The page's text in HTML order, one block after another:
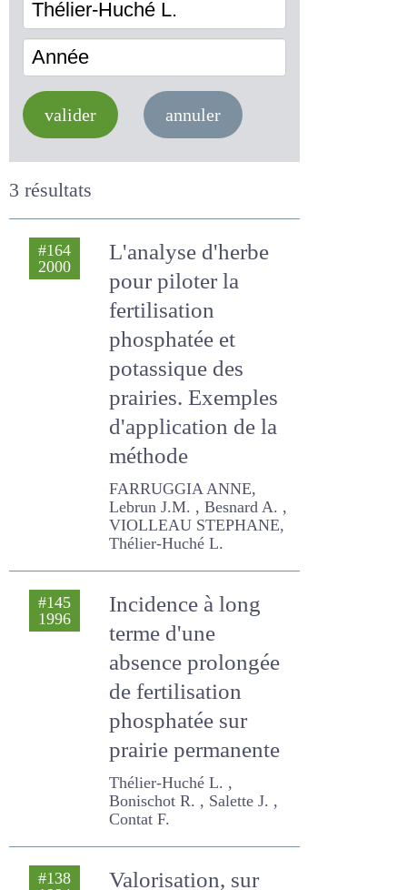
Thélier-Huché L.
valider annuler
3 résultats
#164
L'analyse d'herbe
pour piloter la
fertilisation
phosphatée et
potassique des
prairies. Exemples
d'application de la
méthode
FARRUGGIA ANNE, Lebrun
J.M. , Besnard A. , VIOLLEAU
STEPHANE, Thélier-Huché
L.
#145
Incidence à long
terme d'une
absence prolongée
de fertilisation
phosphatée sur
prairie permanente
Thélier-Huché L. ,
Bonischot R. , Salette J. ,
Contat F.